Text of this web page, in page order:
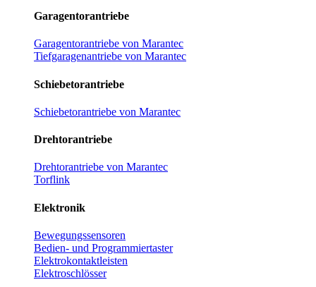
Garagentorantriebe
Garagentorantriebe von Marantec
Tiefgaragenantriebe von Marantec
Schiebetorantriebe
Schiebetorantriebe von Marantec
Drehtorantriebe
Drehtorantriebe von Marantec
Torflink
Elektronik
Bewegungssensoren
Bedien- und Programmiertaster
Elektrokontaktleisten
Elektroschlösser